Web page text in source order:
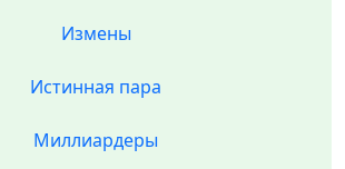
Измены
Истинная пара
Миллиардеры